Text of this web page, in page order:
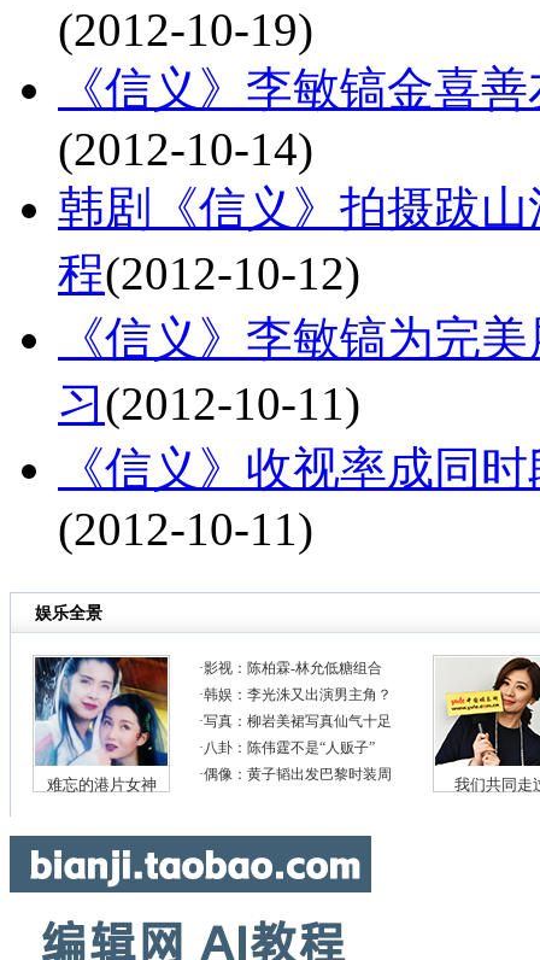
(2012-10-19)
《信义》李敏镐金喜
(2012-10-14)
韩剧《信义》拍摄跋
程(2012-10-12)
《信义》李敏镐为完
习(2012-10-11)
《信义》收视率成同
(2012-10-11)